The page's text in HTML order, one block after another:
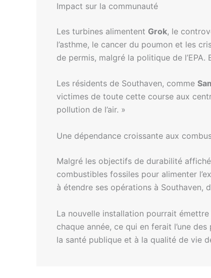
Impact sur la communauté
Les turbines alimentent Grok, le
l’asthme, le cancer du poumon et les
de permis, malgré la politique de
Les résidents de Southaven, comme
victimes de toute cette course aux
pollution de l’air. »
Une dépendance croissante aux
Malgré les objectifs de durabilité
combustibles fossiles pour alimenter
à étendre ses opérations à Southaven,
La nouvelle installation pourrait
chaque année, ce qui en ferait l’une
la santé publique et à la qualité de vie